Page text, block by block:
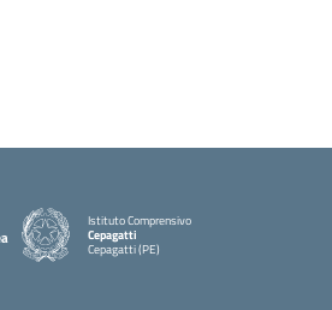
Istituto Comprensivo
Cepagatti
Cepagatti (PE)
— Visita la pagina iniziale della scuola